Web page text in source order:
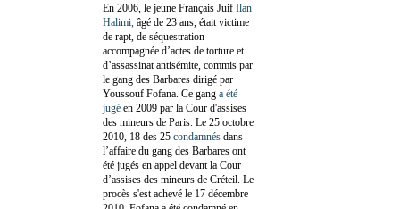
En 2006, le jeune Français Juif Ilan
Halimi, âgé de 23 ans, était victime
de rapt, de séquestration
accompagnée d’actes de torture et
d’assassinat antisémite, commis par
le gang des Barbares dirigé par
Youssouf Fofana. Ce gang a été
jugé en 2009 par la Cour d'assises
des mineurs de Paris. Le 25 octobre
2010, 18 des 25 condamnés dans
l’affaire du gang des Barbares ont
été jugés en appel devant la Cour
d’assises des mineurs de Créteil. Le
procès s'est achevé le 17 décembre